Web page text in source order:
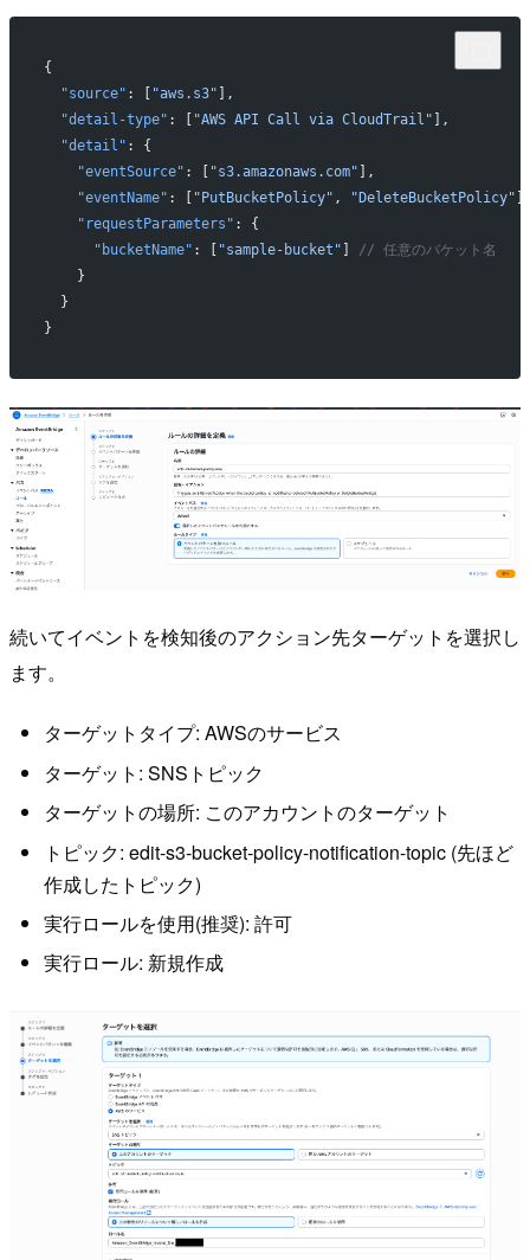
{
  "source"
: [ "aws.s3" ],
  "detail-type"
: [ "AWS API Call via CloudTrail" ],
  "detail"
: {
    "eventSource"
: [ "s3.amazonaws.com" ],
    "eventName"
: [ "PutBucketPolicy" , "DeleteBucketPolicy"
    "requestParameters"
: {
      "bucketName"
: [ "sample-bucket" ]
// 任意のバケット名
    }
  }
}
続いてイベントを検知後のアクション先ターゲットを選択し
ます。
ターゲットタイプ: AWSのサービス
ターゲット: SNSトピック
ターゲットの場所: このアカウントのターゲット
トピック: edit-s3-bucket-policy-notification-topic (先ほど
作成したトピック)
実行ロールを使用(推奨): 許可
実行ロール: 新規作成